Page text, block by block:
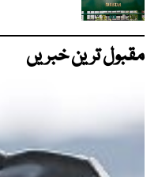
مقبول ترین خبریں